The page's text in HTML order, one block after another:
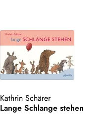
Kathrin Schärer
Lange Schlange stehen